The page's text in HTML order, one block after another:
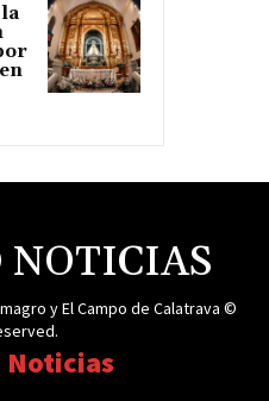
y El Campo de Calatrava ©
Noticias